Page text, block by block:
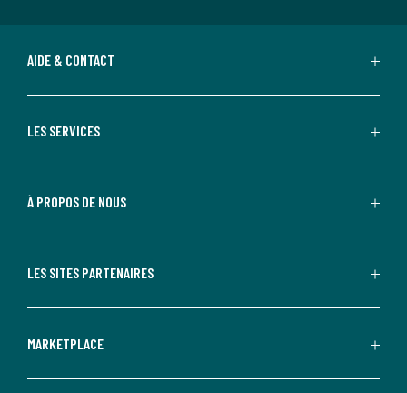
AIDE & CONTACT
LES SERVICES
À PROPOS DE NOUS
LES SITES PARTENAIRES
MARKETPLACE